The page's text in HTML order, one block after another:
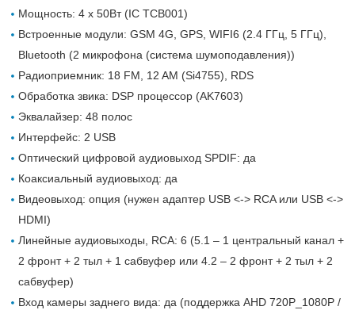
Мощность: 4 х 50Вт (IC TCB001)
Встроенные модули: GSM 4G, GPS, WIFI6 (2.4 ГГц, 5 ГГц),
Bluetooth (2 микрофона (система шумоподавления))
Радиоприемник: 18 FM, 12 AM (Si4755), RDS
Обработка звика: DSP процессор (AK7603)
Эквалайзер: 48 полос
Интерфейс: 2 USB
Оптический цифровой аудиовыход SPDIF: да
Коаксиальный аудиовыход: да
Видеовыход: опция (нужен адаптер USB <-> RCA или USB <->
HDMI)
Линейные аудиовыходы, RCA: 6 (5.1 – 1 центральный канал +
2 фронт + 2 тыл + 1 сабвуфер или 4.2 – 2 фронт + 2 тыл + 2
сабвуфер)
Вход камеры заднего вида: да (поддержка AHD 720P_1080P /